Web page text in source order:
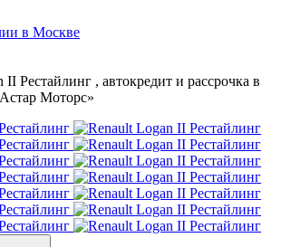
в Москве
II Рестайлинг , автокредит и рассрочка в
Моторс»